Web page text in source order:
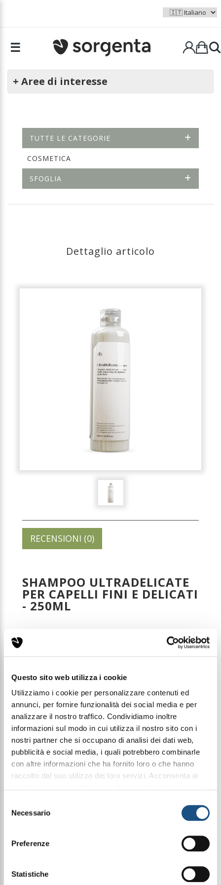
Questo sito web utilizza i cookie
Utilizziamo i cookie per personalizzare contenuti ed
annunci, per fornire funzionalità dei social media e per
analizzare il nostro traffico. Condividiamo inoltre
informazioni sul modo in cui utilizza il nostro sito con i
nostri partner che si occupano di analisi dei dati web,
pubblicità e social media, i quali potrebbero combinarle
con altre informazioni che ha fornito loro o che hanno
raccolto dal suo utilizzo dei loro servizi. Acconsenta ai
delNecessario
Preferenze
Statistiche
☰
+ Aree di interesse
TUTTE LE CATEGORIE
COSMETICA
SFOGLIA
Dettaglio articolo
RECENSIONI (0)
SHAMPOO ULTRADELICATE
PER CAPELLI FINI E DELICATI
- 250ML
Codice: HC008
€ 13,00
Condividi questo articolo sui social
FacebookWhatsApp
Delicati arricchito con Collagene, Aloe Vera ed
Olio di Argan
Questo shampoo deterge delicatamente, idrata e
protegge rispettando la naturale leggerezza dei
La sua formula, arricchita con collagene, aloe vera e
olio di argan, aiuta a mantenere il corretto